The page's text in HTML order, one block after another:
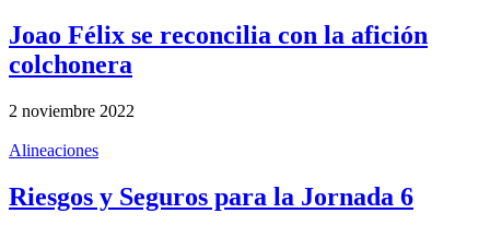
Joao Félix se reconcilia con la afición
colchonera
2 noviembre 2022
Alineaciones
Riesgos y Seguros para la Jornada 6